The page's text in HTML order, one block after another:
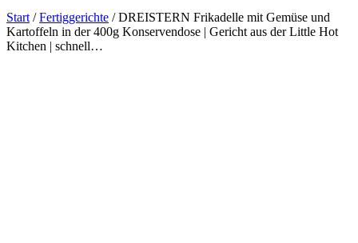
Start /Fertiggerichte / DREISTERN Frikadelle mit Gemüse und
Kartoffeln in der 400g Konservendose | Gericht aus der Little Hot
Kitchen | schnell…